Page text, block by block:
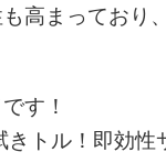
高まっており
す！
きトル！即効